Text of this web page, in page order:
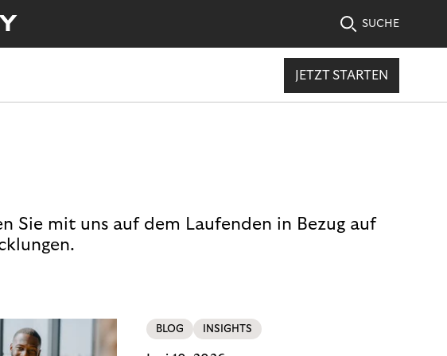
SUCHE
JETZT STARTEN
Sie mit uns auf dem Laufenden in Bezug auf
BLOG INSIGHTS